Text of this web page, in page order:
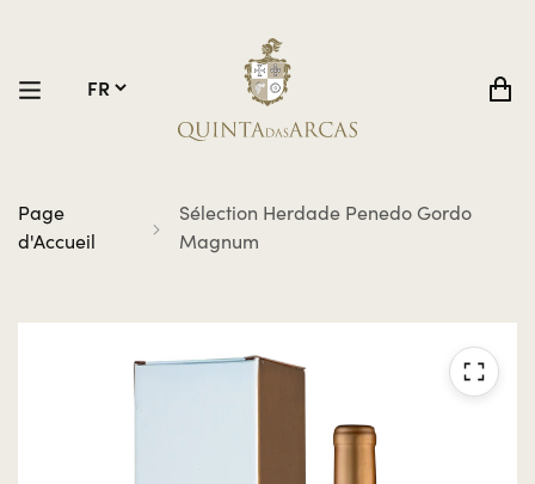
Page
d'Accueil
Sélection Herdade Penedo Gordo
Magnum